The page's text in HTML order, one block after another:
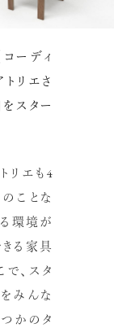
ーディ
リエさ
」をスター
リエも4
ことな
環境が
る家具
、スタ
みんな
かのタ